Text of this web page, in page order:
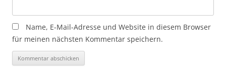
Name, E-Mail-Adresse und Website in diesem Browser
für meinen nächsten Kommentar speichern.